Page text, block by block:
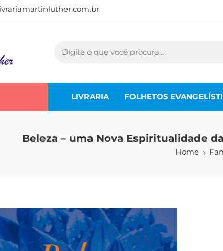
LIVRARIA FOLHETOS
Beleza – uma Nova Espiritualidade
Home